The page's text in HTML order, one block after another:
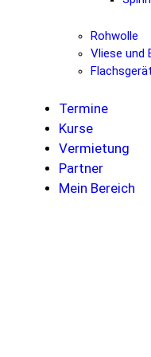
Rohwolle
Vliese und
Termine
Kurse
Vermietung
Partner
Mein Bereich